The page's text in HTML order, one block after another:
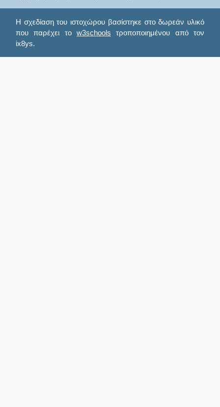
Η σχεδίαση του ιστοχώρου βασίστηκε στο δωρεάν υλικό
που παρέχει το w3schools τροποποιημένου από τον
ix8ys.